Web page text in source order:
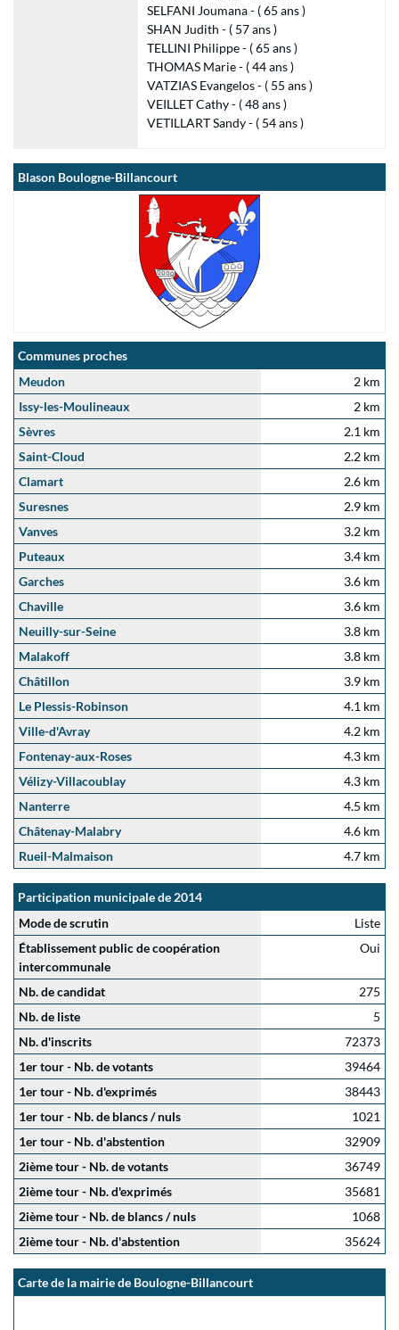
SELFANI Joumana - ( 65 ans )
SHAN Judith - ( 57 ans )
TELLINI Philippe - ( 65 ans )
THOMAS Marie - ( 44 ans )
VATZIAS Evangelos - ( 55 ans )
VEILLET Cathy - ( 48 ans )
VETILLART Sandy - ( 54 ans )
Blason Boulogne-Billancourt
Communes proches
Meudon
2 km
Issy-les-Moulineaux
2 km
Sèvres
2.1 km
Saint-Cloud
2.2 km
Clamart
2.6 km
Suresnes
2.9 km
Vanves
3.2 km
Puteaux
3.4 km
Garches
3.6 km
Chaville
3.6 km
Neuilly-sur-Seine
3.8 km
Malakoff
3.8 km
Châtillon
3.9 km
Le Plessis-Robinson
4.1 km
Ville-d'Avray
4.2 km
Fontenay-aux-Roses
4.3 km
Vélizy-Villacoublay
4.3 km
Nanterre
4.5 km
Châtenay-Malabry
4.6 km
Rueil-Malmaison
4.7 km
Participation municipale de 2014
Mode de scrutin
Liste
Établissement public de coopération
intercommunale
Oui
Nb. de candidat
275
Nb. de liste
5
Nb. d'inscrits
72373
1er tour - Nb. de votants
39464
1er tour - Nb. d'exprimés
38443
1er tour - Nb. de blancs / nuls
1021
1er tour - Nb. d'abstention
32909
2ième tour - Nb. de votants
36749
2ième tour - Nb. d'exprimés
35681
2ième tour - Nb. de blancs / nuls
1068
2ième tour - Nb. d'abstention
35624
Carte de la mairie de Boulogne-Billancourt